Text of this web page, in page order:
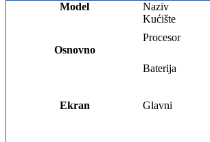
Model Naziv
Osnovno
Kućište
Procesor
Baterija
Ekran Glavni